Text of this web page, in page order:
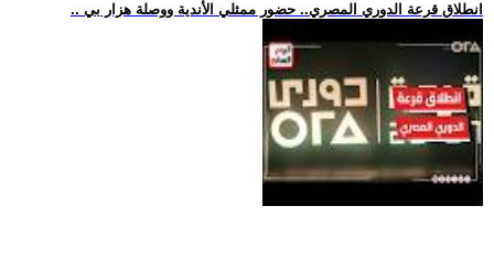
.. انطلاق قرعة الدوري المصري.. حضور ممثلي الأندية ووصلة هزار بي